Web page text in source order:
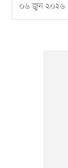
০৬ জুন ২০২৬